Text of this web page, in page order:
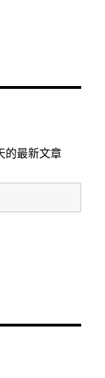
的最新文章